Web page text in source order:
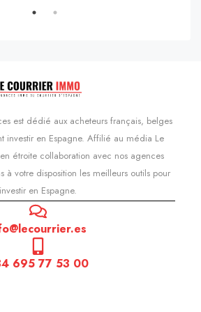
est dédié aux acheteurs français, belges
investir en Espagne. Affilié au média Le
étroite collaboration avec nos agences
à votre disposition les meilleurs outils pour
investir en Espagne.
695 77 53 00